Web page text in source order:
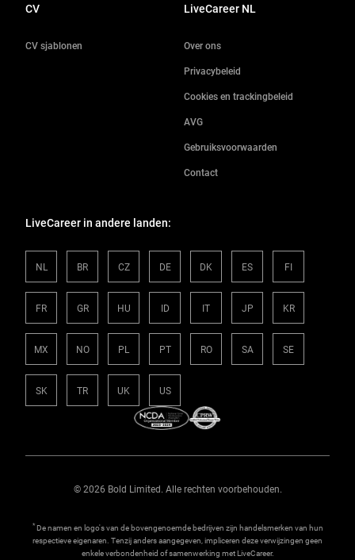
CV
CV sjablonen
LiveCareer NL
Over ons
Privacybeleid
Cookies en trackingbeleid
AVG
Gebruiksvoorwaarden
Contact
LiveCareer in andere landen:
NL BR CZ DE DK ES FI
FR GR HU ID IT JP KR
MX NO PL PT RO SA SE
SK TR UK US
© 2026 Bold Limited. Alle rechten voorbehouden.
*De namen en logo's van de bovengenoemde bedrijven zijn handelsmerken van hun
respectieve eigenaren. Tenzij anders aangegeven, impliceren deze verwijzingen geen
enkele verbondenheid of samenwerking met LiveCareer.